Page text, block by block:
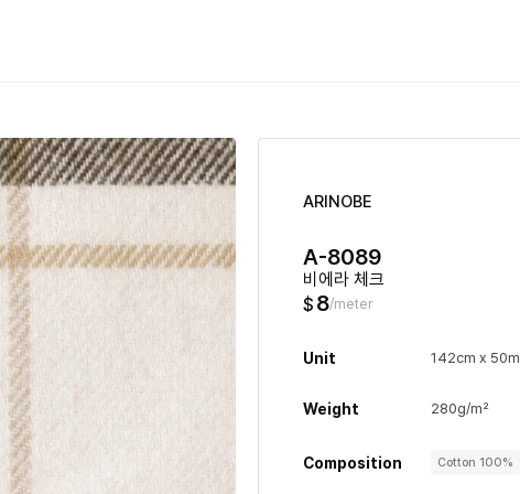
ARINOBE
A-8089
비에라 체크
$ 8/meter
Unit 142cm x 50m
Weight 280g/m²
Composition Cotton 100%